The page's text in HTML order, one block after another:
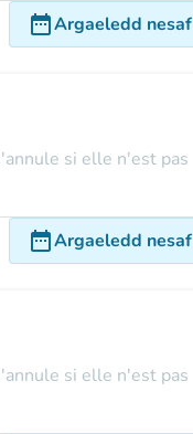
date_rangeArgaeledd nesaf
si elle n'est pas
date_rangeArgaeledd nesaf
si elle n'est pas